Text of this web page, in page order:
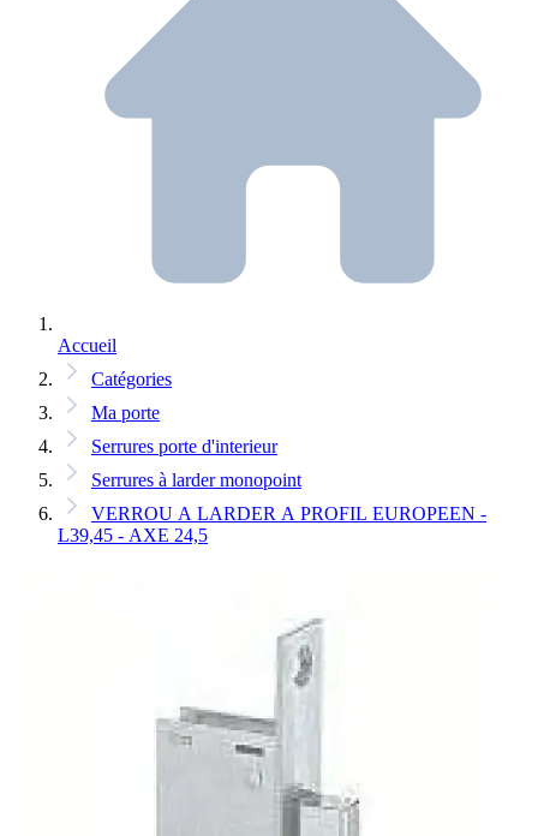
Accueil
Catégories
Ma porte
Serrures porte d'interieur
Serrures à larder monopoint
VERROU A LARDER A PROFIL EUROPEEN -
L39,45 - AXE 24,5